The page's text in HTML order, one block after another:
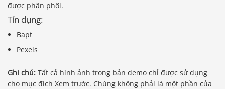
được phân phối.
Tín dụng:
Bapt
Pexels
Ghi chú: Tất cả hình ảnh trong bản demo chỉ được sử dụng
cho mục đích Xem trước. Chúng không phải là một phần của